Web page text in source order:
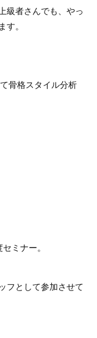
級者さんでも、やっ
。
骨格スタイル分析
ミナー。
フとして参加させて